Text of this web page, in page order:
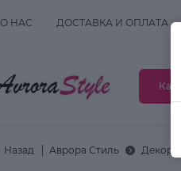
О НАС ДОСТАВКА И ОПЛАТА
Назад Аврора Стиль